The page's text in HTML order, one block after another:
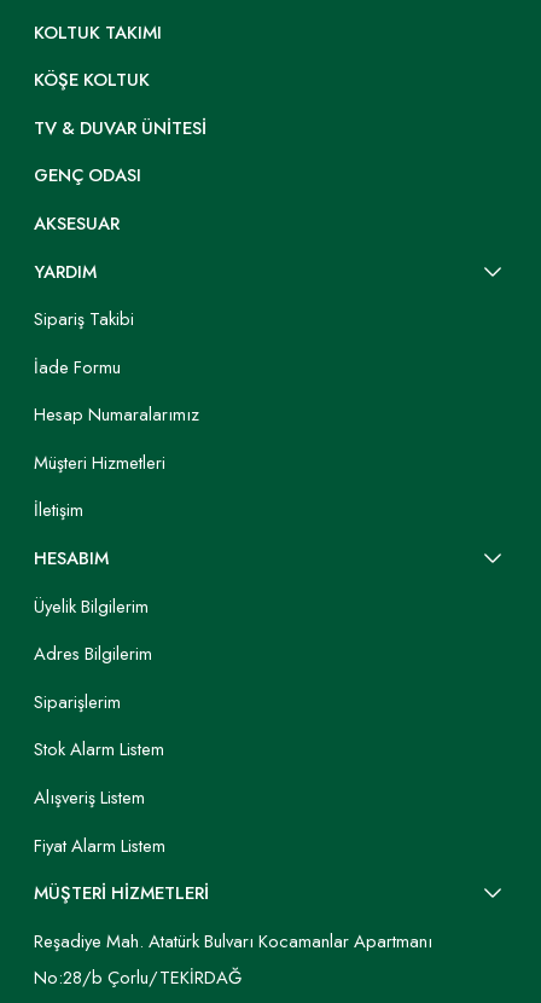
KOLTUK TAKIMI
KÖŞE KOLTUK
TV & DUVAR ÜNITESI
GENÇ ODASI
AKSESUAR
YARDIM
Sipariş Takibi
İade Formu
Hesap Numaralarımız
Müşteri Hizmetleri
İletişim
HESABIM
Üyelik Bilgilerim
Adres Bilgilerim
Siparişlerim
Stok Alarm Listem
Alışveriş Listem
Fiyat Alarm Listem
MÜŞTERİ HİZMETLERİ
Reşadiye Mah. Atatürk Bulvarı Kocamanlar Apartmanı
No:28/b Çorlu/TEKİRDAĞ